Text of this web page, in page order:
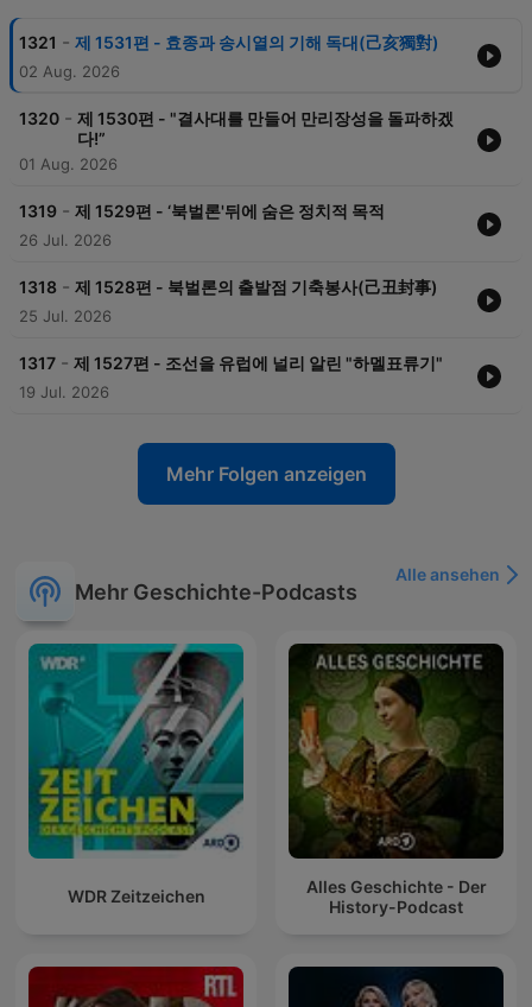
1321 - 제 1531편 - 효종과 송시열의 기해 독대(己亥獨對)
02 Aug. 2026
1320 - 제 1530편 - "결사대를 만들어 만리장성을 돌파하겠
다!”
01 Aug. 2026
1319 - 제 1529편 - ‘북벌론'뒤에 숨은 정치적 목적
26 Jul. 2026
1318 - 제 1528편 - 북벌론의 출발점 기축봉사(己丑封事)
25 Jul. 2026
1317 - 제 1527편 - 조선을 유럽에 널리 알린 "하멜표류기"
19 Jul. 2026
Mehr Folgen anzeigen
Mehr Geschichte-Podcasts
Alle ansehen
WDR Zeitzeichen
Alles Geschichte - Der
History-Podcast